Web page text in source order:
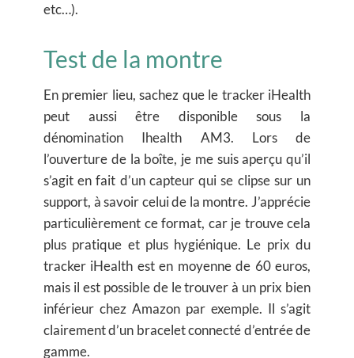
etc…).
Test de la montre
En premier lieu, sachez que le tracker iHealth
peut aussi être disponible sous la
dénomination Ihealth AM3. Lors de
l’ouverture de la boîte, je me suis aperçu qu’il
s’agit en fait d’un capteur qui se clipse sur un
support, à savoir celui de la montre. J’apprécie
particulièrement ce format, car je trouve cela
plus pratique et plus hygiénique. Le prix du
tracker iHealth est en moyenne de 60 euros,
mais il est possible de le trouver à un prix bien
inférieur chez Amazon par exemple. Il s’agit
clairement d’un bracelet connecté d’entrée de
gamme.